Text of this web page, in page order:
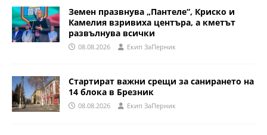
Земен празвнува „Пантеле“, Криско и
Камелия взривиха центъра, а кметът
развълнува всички
08.08.2026 Eкип ЗаПерник
Стартират важни срещи за санирането на
14 блока в Брезник
08.08.2026 Eкип ЗаПерник